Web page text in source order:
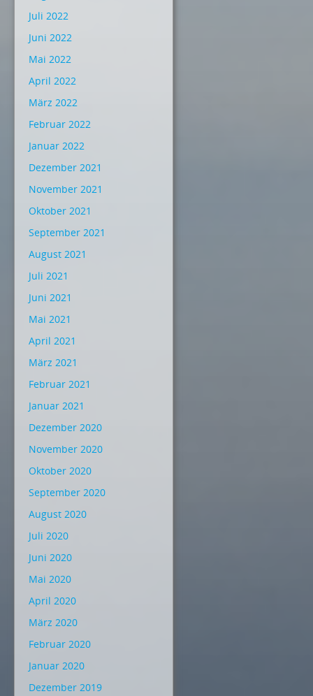
Juli 2022
Juni 2022
Mai 2022
April 2022
März 2022
Februar 2022
Januar 2022
Dezember 2021
November 2021
Oktober 2021
September 2021
August 2021
Juli 2021
Juni 2021
Mai 2021
April 2021
März 2021
Februar 2021
Januar 2021
Dezember 2020
November 2020
Oktober 2020
September 2020
August 2020
Juli 2020
Juni 2020
Mai 2020
April 2020
März 2020
Februar 2020
Januar 2020
Dezember 2019